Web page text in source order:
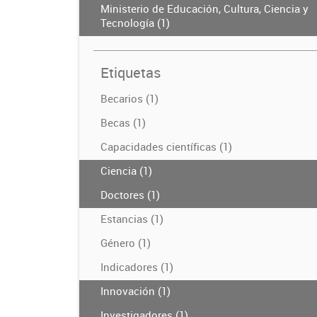
Ministerio de Educación, Cultura, Ciencia y
Tecnología (1)
Etiquetas
Becarios (1)
Becas (1)
Capacidades científicas (1)
Ciencia (1)
Doctores (1)
Estancias (1)
Género (1)
Indicadores (1)
Innovación (1)